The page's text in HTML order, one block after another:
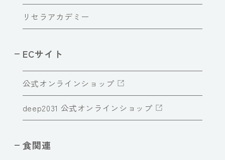
リセラアカデミー
ECサイト
公式オンラインショップ
deep2031 公式オンラインショップ
食関連